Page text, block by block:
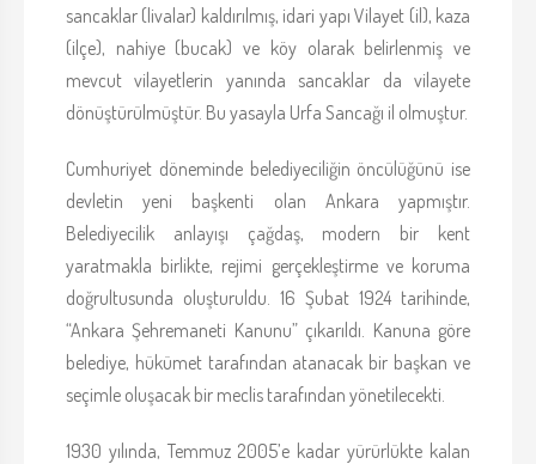
sancaklar (livalar) kaldırılmış, idari yapı Vilayet (il), kaza
(ilçe), nahiye (bucak) ve köy olarak belirlenmiş ve
mevcut vilayetlerin yanında sancaklar da vilayete
dönüştürülmüştür. Bu yasayla Urfa Sancağı il olmuştur.
Cumhuriyet döneminde belediyeciliğin öncülüğünü ise
devletin yeni başkenti olan Ankara yapmıştır.
Belediyecilik anlayışı çağdaş, modern bir kent
yaratmakla birlikte, rejimi gerçekleştirme ve koruma
doğrultusunda oluşturuldu. 16 Şubat 1924 tarihinde,
“Ankara Şehremaneti Kanunu” çıkarıldı. Kanuna göre
belediye, hükümet tarafından atanacak bir başkan ve
seçimle oluşacak bir meclis tarafından yönetilecekti.
1930 yılında, Temmuz 2005’e kadar yürürlükte kalan